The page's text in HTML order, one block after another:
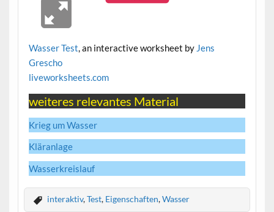
Wasser Test, an interactive worksheet by Jens
Grescho
liveworksheets.com
weiteres relevantes Material
Krieg um Wasser
Kläranlage
Wasserkreislauf
interaktiv,Test, Eigenschaften,Wasser